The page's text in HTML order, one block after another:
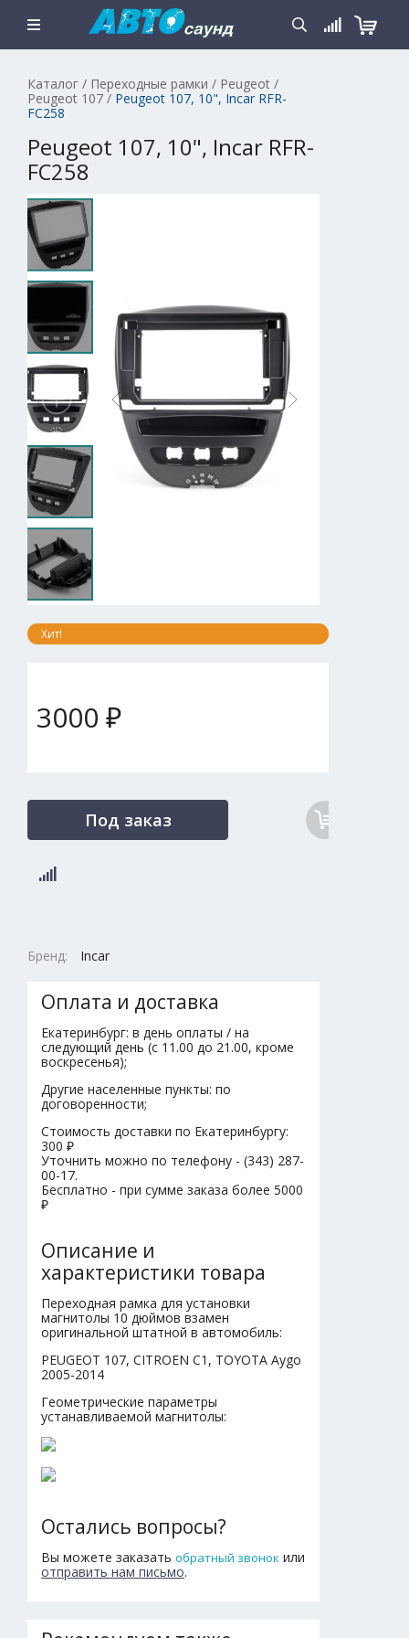
Каталог / Переходные рамки / Peugeot /
Peugeot 107 / Peugeot 107, 10", Incar RFR-
FC258
Peugeot 107, 10", Incar RFR-
FC258
Хит!
3000 ₽
Под заказ
Бренд: Incar
Оплата и доставка
Екатеринбург: в день оплаты / на
следующий день (с 11.00 до 21.00, кроме
воскресенья);
Другие населенные пункты: по
договоренности;
Стоимость доставки по Екатеринбургу:
300 ₽
Уточнить можно по телефону - (343) 287-
00-17.
Бесплатно - при сумме заказа более 5000
₽
Описание и
характеристики товара
Переходная рамка для установки
магнитолы 10 дюймов взамен
оригинальной штатной в автомобиль:
PEUGEOT 107, CITROEN C1, TOYOTA Aygo
2005-2014
Геометрические параметры
устанавливаемой магнитолы:
Остались вопросы?
Вы можете заказать обратный звонок или
отправить нам письмо.